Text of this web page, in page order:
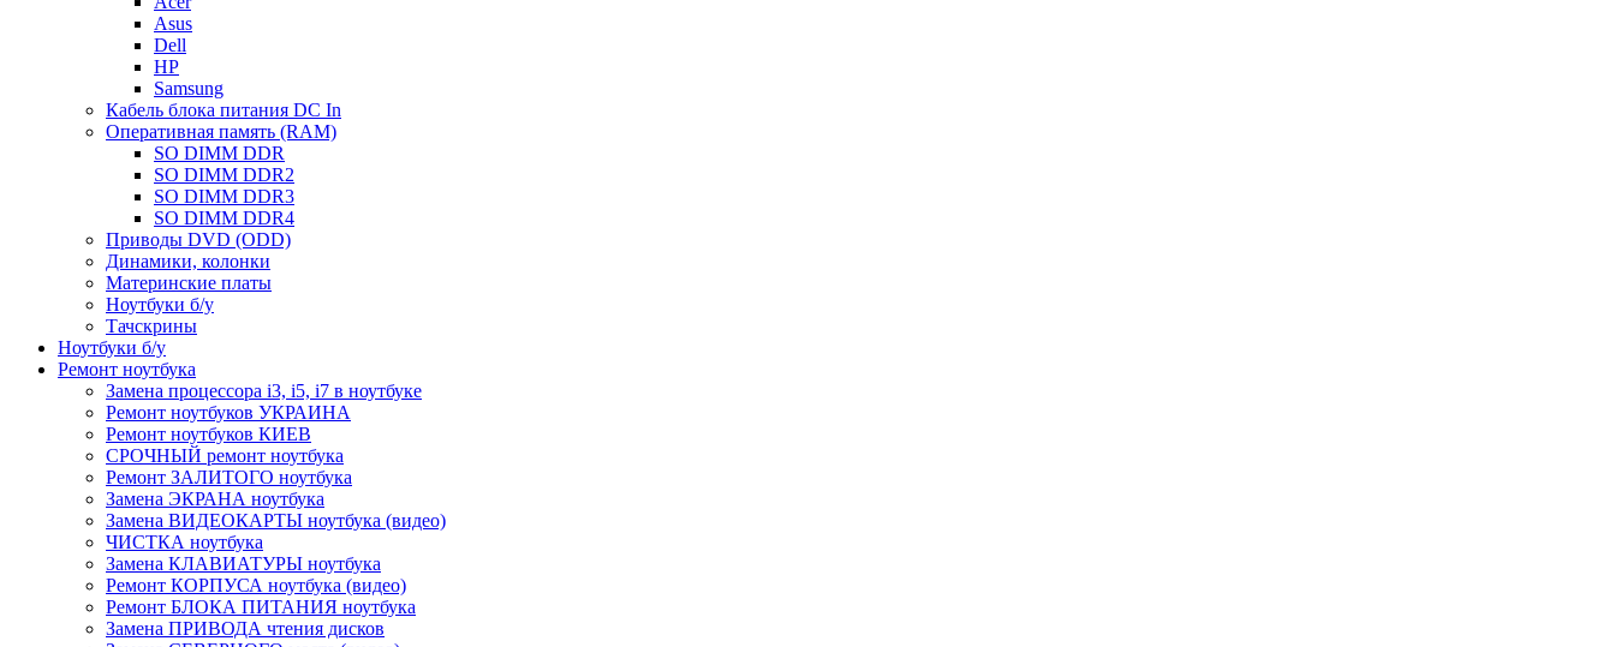
Asus
Dell
HP
Samsung
Кабель блока питания DC In
Оперативная память (RAM)
SO DIMM DDR
SO DIMM DDR2
SO DIMM DDR3
SO DIMM DDR4
Приводы DVD (ODD)
Динамики, колонки
Материнские платы
Ноутбуки б/у
Тачскрины
Ноутбуки б/у
Ремонт ноутбука
Замена процессора i3, i5, i7 в ноутбуке
Ремонт ноутбуков УКРАИНА
Ремонт ноутбуков КИЕВ
СРОЧНЫЙ ремонт ноутбука
Ремонт ЗАЛИТОГО ноутбука
Замена ЭКРАНА ноутбука
Замена ВИДЕОКАРТЫ ноутбука (видео)
ЧИСТКА ноутбука
Замена КЛАВИАТУРЫ ноутбука
Ремонт КОРПУСА ноутбука (видео)
Ремонт БЛОКА ПИТАНИЯ ноутбука
Замена ПРИВОДА чтения дисков